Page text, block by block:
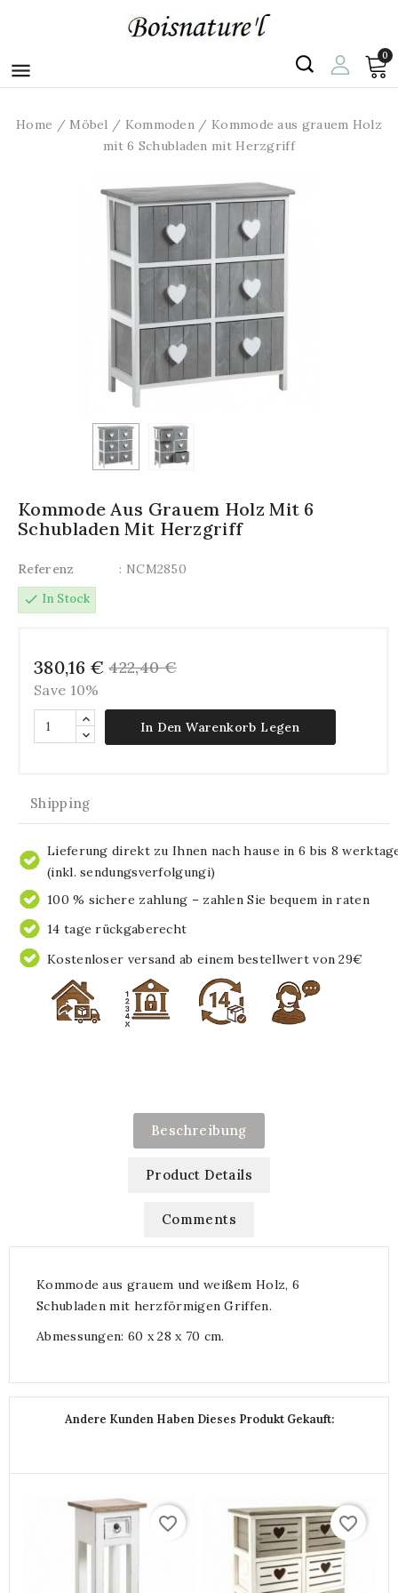

0
Home Möbel Kommoden
Kommode aus grauem Holz
mit 6 Schubladen mit Herzgriff
Kommode Aus Grauem Holz Mit 6
Schubladen Mit Herzgriff
Referenz
: NCM2850
check In Stock
380,16 € 422,40 €
Save 10%
In Den Warenkorb Legen
Shipping
Lieferung direkt zu Ihnen nach hause in 6 bis 8
(inkl. sendungsverfolgungi)
100 % sichere zahlung – zahlen Sie bequem in raten
14 tage rückgaberecht
Kostenloser versand ab einem bestellwert von 29€
Beschreibung
Product Details
Comments
Kommode aus grauem und weißem Holz, 6
Schubladen mit herzförmigen Griffen.
Abmessungen: 60 x 28 x 70 cm.
Andere Kunden Haben Dieses Produkt Gekauft:
favorite_border favorite_border